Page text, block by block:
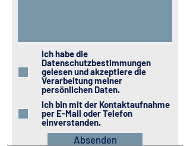
Ich habe die
Datenschutzbestimmungen
gelesen und akzeptiere die
Verarbeitung meiner
persönlichen Daten.
Ich bin mit der Kontaktaufnahme
per E-Mail oder Telefon
einverstanden.
Absenden